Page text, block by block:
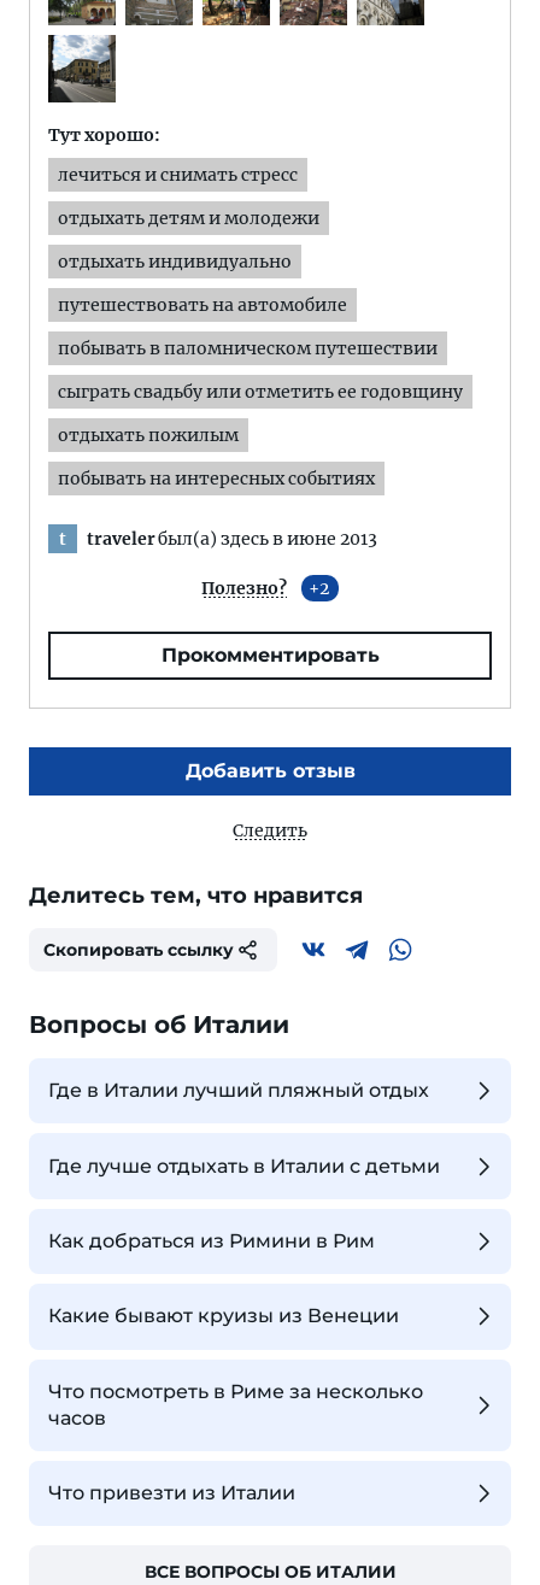
Тут хорошо:
лечиться и снимать стресс
отдыхать детям и молодежи
отдыхать индивидуально
путешествовать на автомобиле
побывать в паломническом путешествии
сыграть свадьбу или отметить ее годовщину
отдыхать пожилым
побывать на интересных событиях
t travelerбыл(а) здесь в июне 2013
Полезно? 2
Прокомментировать
Добавить отзыв
Следить
Делитесь тем, что нравится
Скопировать ссылку
Вопросы об Италии
Где в Италии лучший пляжный отдых
Где лучше отдыхать в Италии с детьми
Как добраться из Римини в Рим
Какие бывают круизы из Венеции
Что посмотреть в Риме за несколько
часов
Что привезти из Италии
ВСЕ ВОПРОСЫ ОБ ИТАЛИИ